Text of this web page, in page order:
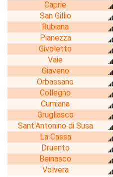
Caprie
San Gillio
Rubiana
Pianezza
Givoletto
Vaie
Giaveno
Orbassano
Collegno
Cumiana
Grugliasco
Sant'Antonino di Susa
La Cassa
Druento
Beinasco
Volvera